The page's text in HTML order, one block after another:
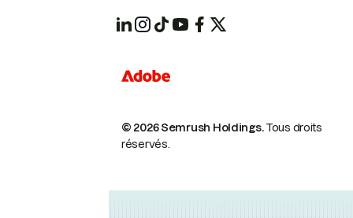
© 2026 Semrush Holdings.Tous droits
réservés.